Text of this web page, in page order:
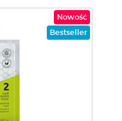
Nowość
Bestseller